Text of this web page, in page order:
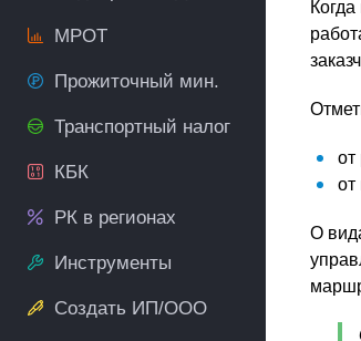
МРОТ
Прожиточный мин.
Транспортный налог
КБК
РК в регионах
Инструменты
Создать ИП/ООО
от
О